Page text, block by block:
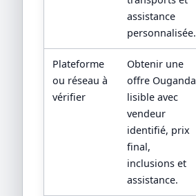
assistance
personnalisée.
Plateforme
ou réseau à
vérifier
Obtenir une
offre Ouganda
lisible avec
vendeur
identifié, prix
final,
inclusions et
assistance.